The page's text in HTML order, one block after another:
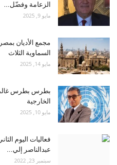
الزعامة وفضّل...
مايو 9, 2025
مجمع الأديان
السماوية الثلاث
مايو 14, 2025
بطرس بطرس
الخارجية
مايو 10, 2025
فعاليات اليوم
عبدالناصر إلي...
سبتمبر 23, 2022